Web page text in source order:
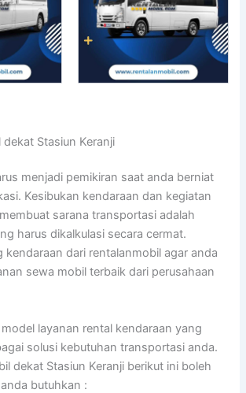
Stasiun Keranji
menjadi pemikiran saat anda berniat
Kesibukan kendaraan dan kegiatan
sarana transportasi adalah
harus dikalkulasi secara cermat.
kendaraan dari rentalanmobil agar anda
sewa mobil terbaik dari perusahaan
layanan rental kendaraan yang
solusi kebutuhan transportasi anda.
dekat Stasiun Keranji berikut ini boleh
butuhkan :